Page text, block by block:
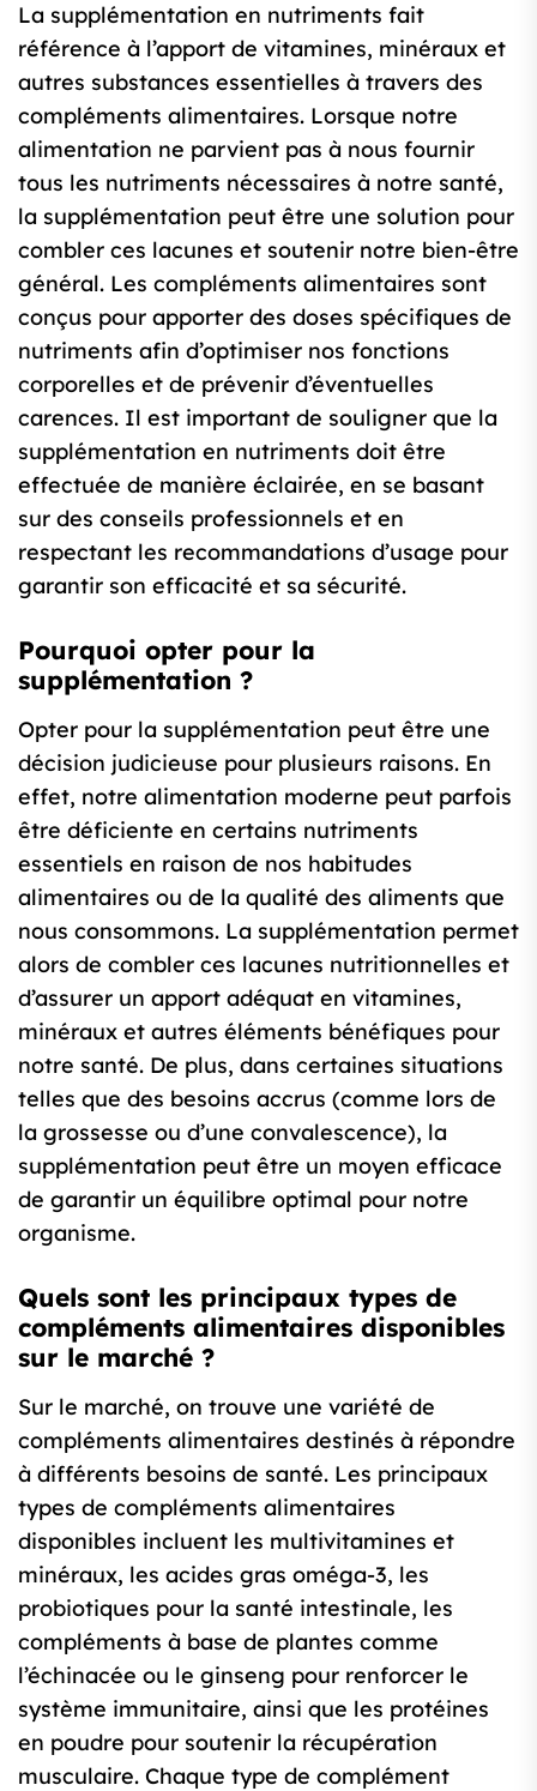
La supplémentation en nutriments fait
référence à l’apport de vitamines, minéraux et
autres substances essentielles à travers des
compléments alimentaires. Lorsque notre
alimentation ne parvient pas à nous fournir
tous les nutriments nécessaires à notre santé,
la supplémentation peut être une solution pour
combler ces lacunes et soutenir notre bien-être
général. Les compléments alimentaires sont
conçus pour apporter des doses spécifiques de
nutriments afin d’optimiser nos fonctions
corporelles et de prévenir d’éventuelles
carences. Il est important de souligner que la
supplémentation en nutriments doit être
effectuée de manière éclairée, en se basant
sur des conseils professionnels et en
respectant les recommandations d’usage pour
garantir son efficacité et sa sécurité.
Pourquoi opter pour la
supplémentation ?
Opter pour la supplémentation peut être une
décision judicieuse pour plusieurs raisons. En
effet, notre alimentation moderne peut parfois
être déficiente en certains nutriments
essentiels en raison de nos habitudes
alimentaires ou de la qualité des aliments que
nous consommons. La supplémentation permet
alors de combler ces lacunes nutritionnelles et
d’assurer un apport adéquat en vitamines,
minéraux et autres éléments bénéfiques pour
notre santé. De plus, dans certaines situations
telles que des besoins accrus (comme lors de
la grossesse ou d’une convalescence), la
supplémentation peut être un moyen efficace
de garantir un équilibre optimal pour notre
organisme.
Quels sont les principaux types de
compléments alimentaires disponibles
sur le marché ?
Sur le marché, on trouve une variété de
compléments alimentaires destinés à répondre
à différents besoins de santé. Les principaux
types de compléments alimentaires
disponibles incluent les multivitamines et
minéraux, les acides gras oméga-3, les
probiotiques pour la santé intestinale, les
compléments à base de plantes comme
l’échinacée ou le ginseng pour renforcer le
système immunitaire, ainsi que les protéines
en poudre pour soutenir la récupération
musculaire. Chaque type de complément